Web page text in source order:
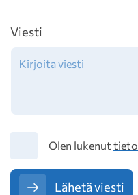
Viesti
TietosuojaOlen lukenut
Lähetä viesti